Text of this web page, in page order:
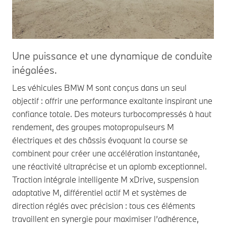
Une puissance et une dynamique de conduite
inégalées.
Les véhicules BMW M sont conçus dans un seul
objectif : offrir une performance exaltante inspirant une
confiance totale. Des moteurs turbocompressés à haut
rendement, des groupes motopropulseurs M
électriques et des châssis évoquant la course se
combinent pour créer une accélération instantanée,
une réactivité ultraprécise et un aplomb exceptionnel.
Traction intégrale intelligente M xDrive, suspension
adaptative M, différentiel actif M et systèmes de
direction réglés avec précision : tous ces éléments
travaillent en synergie pour maximiser l’adhérence,